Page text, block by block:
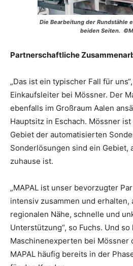
Die Bearbeitung der Rundstähle
beiden Seiten.
Partnerschaftliche
„Das ist ein typischer Fall für
Einkaufsleiter bei Mössner. Der
ebenfalls im Großraum Aalen
Hauptsitz in Eschach. Mössner
Gebiet der automatisierten
Sonderlösungen sind ein Gebiet,
zuhause ist.
„MAPAL ist unser bevorzugter
intensiv zusammen und erhalten,
regionalen Nähe, schnelle und
Unterstützung“, so Fuchs. Und
Maschinenexperten bei Mössner
MAPAL häufig bereits in der